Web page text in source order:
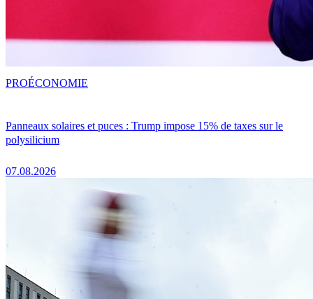
Panneaux solaires et puces : Trump impose 15% de taxes sur le
polysilicium
07.08.2026
PROÉCONOMIE